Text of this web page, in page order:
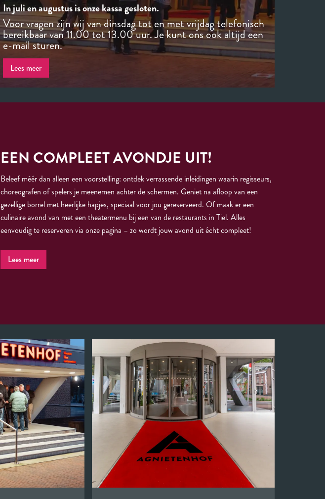
In juli en augustus is onze kassa gesloten.
Voor vragen zijn wij van dinsdag tot en met vrijdag telefonisch
bereikbaar van 11.00 tot 13.00 uur. Je kunt ons ook altijd een
e-mail sturen.
Lees meer
EEN COMPLEET AVONDJE UIT!
Beleef méér dan alleen een voorstelling: ontdek verrassende inleidingen waarin regisseurs,
choreografen of spelers je meenemen achter de schermen. Geniet na afloop van een
gezellige borrel met heerlijke hapjes, speciaal voor jou gereserveerd. Of maak er een
culinaire avond van met een theatermenu bij een van de restaurants in Tiel. Alles
eenvoudig te reserveren via onze pagina – zo wordt jouw avond uit écht compleet!
Lees meer